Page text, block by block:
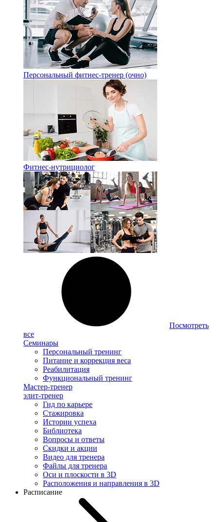
Персональный фитнес-тренер (очно)
Фитнес-нутрициолог
Посмотреть
все
Семинары
Персональный тренинг
Питание и коррекция веса
Реабилитация
Функциональный тренинг
Мастер-тренер
элит-тренер
Гид по карьере
Стажировка
Истории успеха
Библиотека
Вопросы и ответы
Скидки и акции
Видео для тренера
Файлы для тренера
Оси и плоскости в 3D
Расположения и направления в 3D
Расписание